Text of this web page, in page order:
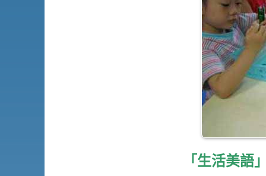
「生活美語